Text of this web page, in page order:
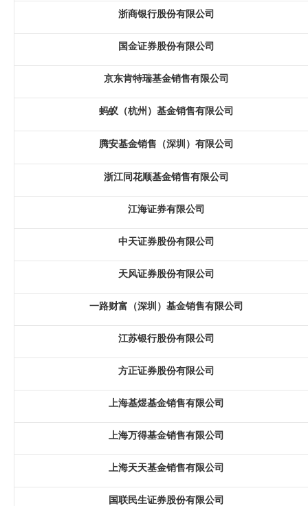
浙商银行股份有限公司
国金证券股份有限公司
京东肯特瑞基金销售有限公司
蚂蚁（杭州）基金销售有限公司
腾安基金销售（深圳）有限公司
浙江同花顺基金销售有限公司
江海证券有限公司
中天证券股份有限公司
天风证券股份有限公司
一路财富（深圳）基金销售有限公司
江苏银行股份有限公司
方正证券股份有限公司
上海基煜基金销售有限公司
上海万得基金销售有限公司
上海天天基金销售有限公司
国联民生证券股份有限公司